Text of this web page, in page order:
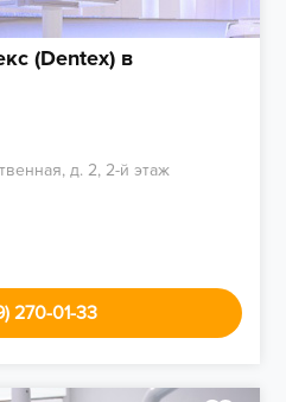
(Dentex) в
д. 2, 2-й этаж
270-01-33